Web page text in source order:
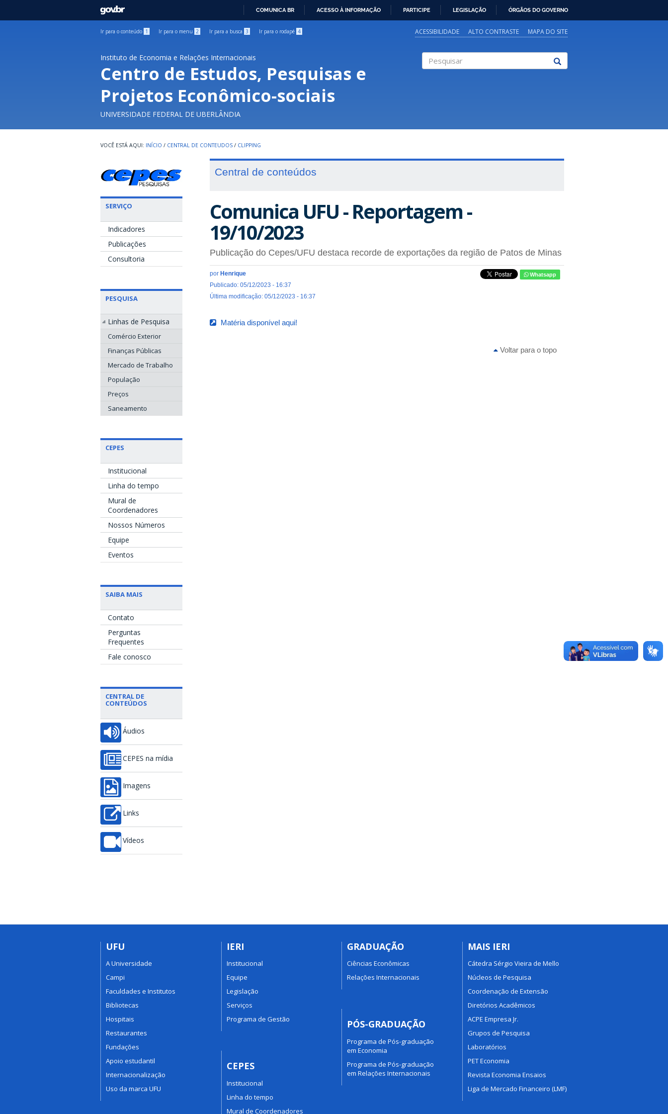
GOVBR
COMUNICA BR ACESSO À INFORMAÇÃO PARTICIPE LEGISLAÇÃO ÓRGÃOS DO GOVERNO
Ir para o conteúdo 1 Ir para o menu 2 Ir para a busca 3 Ir para o rodapé 4 ACESSIBILIDADE ALTO CONTRASTE MAPA DO SITE
Instituto de Economia e Relações Internacionais
Centro de Estudos, Pesquisas e
Projetos Econômico-sociais
UNIVERSIDADE FEDERAL DE UBERLÂNDIA
INÍCIO / CENTRAL DE CONTEUDOS / CLIPPING
SERVIÇO
Indicadores
Publicações
Consultoria
PESQUISA
Linhas de Pesquisa
Comércio Exterior
Finanças Públicas
Mercado de Trabalho
População
Preços
Saneamento
CEPES
Institucional
Linha do tempo
Mural de
Coordenadores
Nossos Números
Equipe
Eventos
SAIBA MAIS
Contato
Perguntas
Frequentes
Fale conosco
CENTRAL DE
CONTEÚDOS
Áudios
CEPES na mídia
Imagens
Links
Vídeos
Central de conteúdos
Comunica UFU - Reportagem -
19/10/2023
Publicação do Cepes/UFU destaca recorde de exportações da região de Patos de Minas
por Henrique
Publicado: 05/12/2023 - 16:37
Última modificação: 05/12/2023 - 16:37
Whatsapp
Matéria disponível aqui!
Voltar para o topo
UFU
A Universidade
Campi
Faculdades e Institutos
Bibliotecas
Hospitais
Restaurantes
Fundações
Apoio estudantil
Internacionalização
Uso da marca UFU
IERI
Institucional
Equipe
Legislação
Serviços
Programa de Gestão
CEPES
Institucional
Linha do tempo
Mural de Coordenadores
GRADUAÇÃO
Ciências Econômicas
Relações Internacionais
PÓS-GRADUAÇÃO
Programa de Pós-graduação
em Economia
Programa de Pós-graduação
em Relações Internacionais
MAIS IERI
Cátedra Sérgio Vieira de Mello
Núcleos de Pesquisa
Coordenação de Extensão
Diretórios Acadêmicos
ACPE Empresa Jr.
Grupos de Pesquisa
Laboratórios
PET Economia
Revista Economia Ensaios
Liga de Mercado Financeiro (LMF)